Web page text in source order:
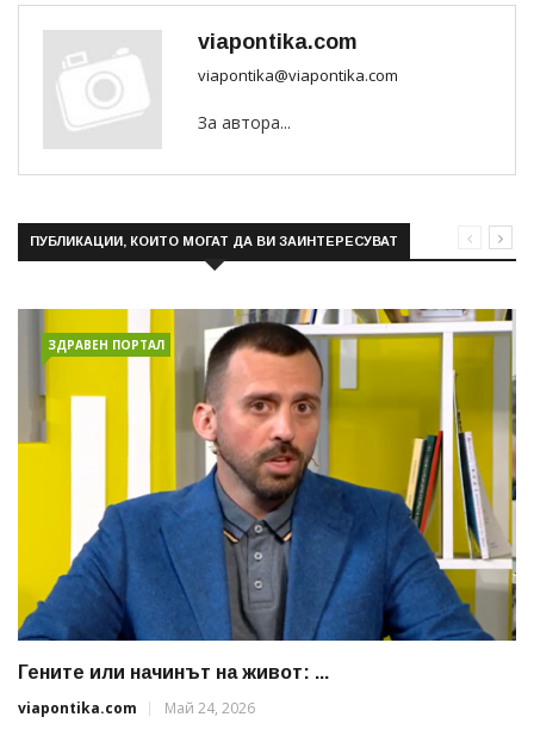
viapontika.com
viapontika@viapontika.com
За автора...
ПУБЛИКАЦИИ, КОИТО МОГАТ ДА ВИ ЗАИНТЕРЕСУВАТ
ЗДРАВЕН ПОРТАЛ
Гените или начинът на живот: ...
viapontika.com
Май 24, 2026